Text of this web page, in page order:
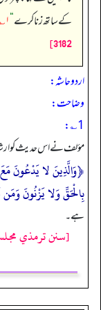
کے ساتھ زنا کرے“۱؎
3182]
اردو حاشہ:
وضاحت:
1؎:
مؤلف نے اس حدیث کو
﴿وَالَّذِينَ لا يَدْعُونَ مَعَ
بِالْحَقِّ وَلا يَزْنُونَ
ہے۔
[سنن ترمذي